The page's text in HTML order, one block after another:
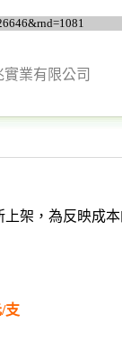
業有限公司
上架，為反映成
支